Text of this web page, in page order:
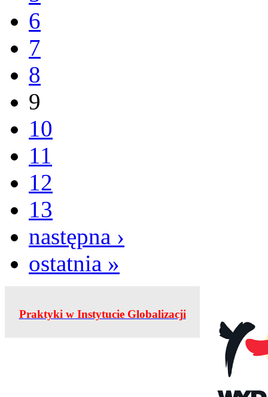
6
7
8
9
10
11
12
13
następna ›
ostatnia »
Praktyki w Instytucie Globalizacji